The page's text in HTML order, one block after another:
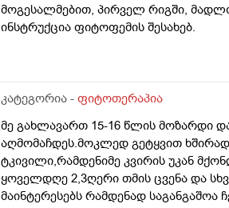
მოგესალმებით, პირველ რიგში, მადლობა, რომ
ინსტრუქცია ფიტოფემის შესახებ.
კატეგორია - ფიტოთერაპია
მე გახლავართ 15-16 წლის მოზარდი
აღმომაჩდეს.მოკლედ გეტყვით
ტკივილი,რამდენიმე კვირის უკან
ყოველდღე 2,3ღერი თმის ცვენა და
მაინტერესებს რამდენად